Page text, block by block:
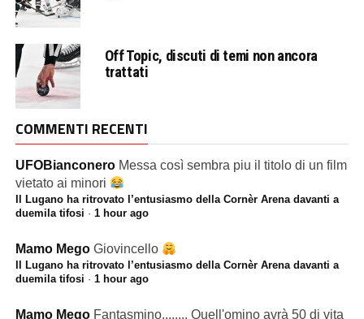
Off Topic, discuti di temi non ancora
trattati
COMMENTI RECENTI
UFOBianconero Messa così sembra piu il titolo di un film
vietato ai minori
Il Lugano ha ritrovato l’entusiasmo della Cornèr Arena davanti a
duemila tifosi · 1 hour ago
Mamo Mego Giovincello
Il Lugano ha ritrovato l’entusiasmo della Cornèr Arena davanti a
duemila tifosi · 1 hour ago
Mamo Mego Fantasmino........ Quell'omino avrà 50 di vita